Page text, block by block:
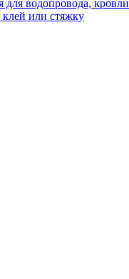
водопровода, кровли
или стяжку